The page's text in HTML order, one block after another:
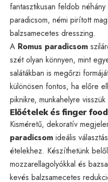
fantasztikusan feldob
paradicsom, némi pirított
balzsamecetes dresszing.
A Romus paradicsom
szét olyan könnyen, mint
salátákban is megőrzi
különösen fontos, ha előre
piknikre, munkahelyre visszük
Előételek és finger food
Kisméretű, dekoratív
paradicsom ideális
ételekhez. Készíthetünk
mozzarellagolyókkal és
kevés balzsamecetes